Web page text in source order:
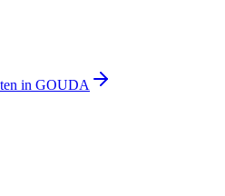
in GOUDA